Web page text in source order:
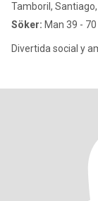
Tamboril,
Söker: Man 39 - 70
Divertida social y